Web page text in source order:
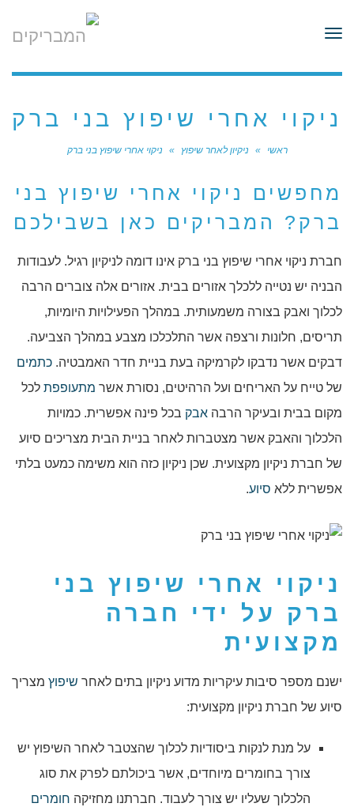
תפריט
ניקוי אחרי שיפוץ בני ברק
ראשי » ניקיון לאחר שיפוץ » ניקוי אחרי שיפוץ בני ברק
מחפשים ניקוי אחרי שיפוץ בני
ברק? המבריקים כאן בשבילכם
חברת ניקוי אחרי שיפוץ בני ברק אינו דומה לניקיון רגיל. לעבודות
הבניה יש נטייה ללכלך אזורים בבית. אזורים אלה צוברים הרבה
לכלוך ואבק בצורה משמעותית. במהלך הפעילויות היומיות,
תריסים, חלונות ורצפה אשר התלכלכו מצבע במהלך הצביעה.
דבקים אשר נדבקו לקרמיקה בעת בניית חדר האמבטיה. כתמים
של טייח על האריחים ועל הרהיטים, נסורת אשר מתעופפת לכל
מקום בבית ובעיקר הרבה אבק בכל פינה אפשרית. כמויות
הלכלוך והאבק אשר מצטברות לאחר בניית הבית מצריכים סיוע
של חברת ניקיון מקצועית. שכן ניקיון כזה הוא משימה כמעט בלתי
אפשרית ללא סיוע.
ניקוי אחרי שיפוץ בני
ברק
על ידי חברה
מקצועית
ישנם מספר סיבות עיקריות מדוע ניקיון בתים לאחר שיפוץ מצריך
סיוע של חברת ניקיון מקצועית:
על מנת לנקות ביסודיות לכלוך שהצטבר לאחר השיפוץ יש
צורך בחומרים מיוחדים, אשר ביכולתם לפרק את סוג
הלכלוך שעליו יש צורך לעבוד. חברתנו מחזיקה חומרים